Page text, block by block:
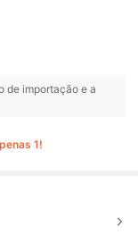
de importação e a
1!